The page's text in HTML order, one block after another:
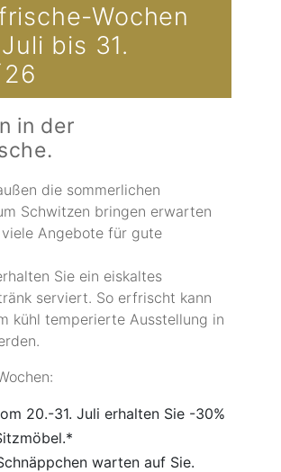
Wochen
bis 31.
in der
die sommerlichen
Schwitzen bringen erwarten
Angebote für gute
Sie ein eiskaltes
serviert. So erfrischt kann
kühl temperierte Ausstellung in
20.-31. Juli erhalten Sie -30%
warten auf Sie.